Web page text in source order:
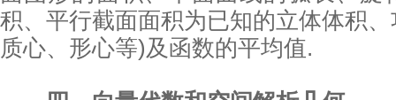
积、平行截面面积为已知的立体体积
质心、形心等)及函数的平均值.